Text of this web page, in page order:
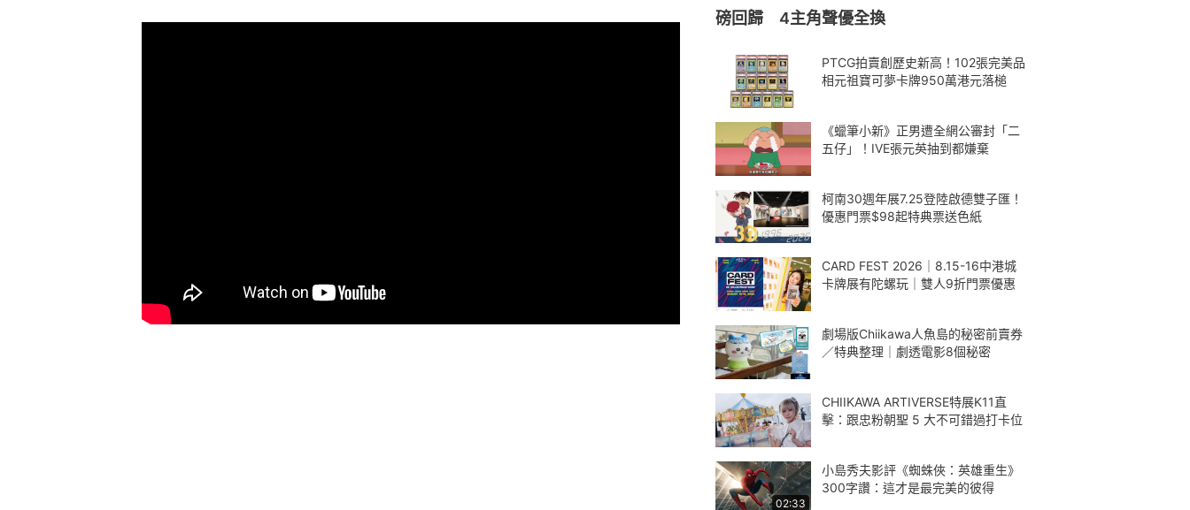
磅回歸 4主角聲優全換
PTCG拍賣創歷史新高！102張完美品
相元祖寶可夢卡牌950萬港元落槌
《蠟筆小新》正男遭全網公審封「二
五仔」！IVE張元英抽到都嫌棄
柯南30週年展7.25登陸啟德雙子匯！
優惠門票$98起特典票送色紙
CARD FEST 2026｜8.15-16中港城
卡牌展有陀螺玩｜雙人9折門票優惠
劇場版Chiikawa人魚島的秘密前賣券
／特典整理｜劇透電影8個秘密
CHIIKAWA ARTIVERSE特展K11直
擊：跟忠粉朝聖 5 大不可錯過打卡位
02:33
小島秀夫影評《蜘蛛俠：英雄重生》
300字讚：這才是最完美的彼得